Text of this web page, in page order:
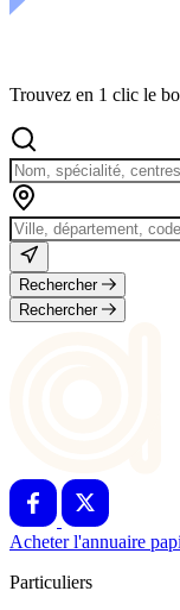
Trouvez en 1 clic le
Rechercher
Rechercher
Acheter l'annuaire
Particuliers